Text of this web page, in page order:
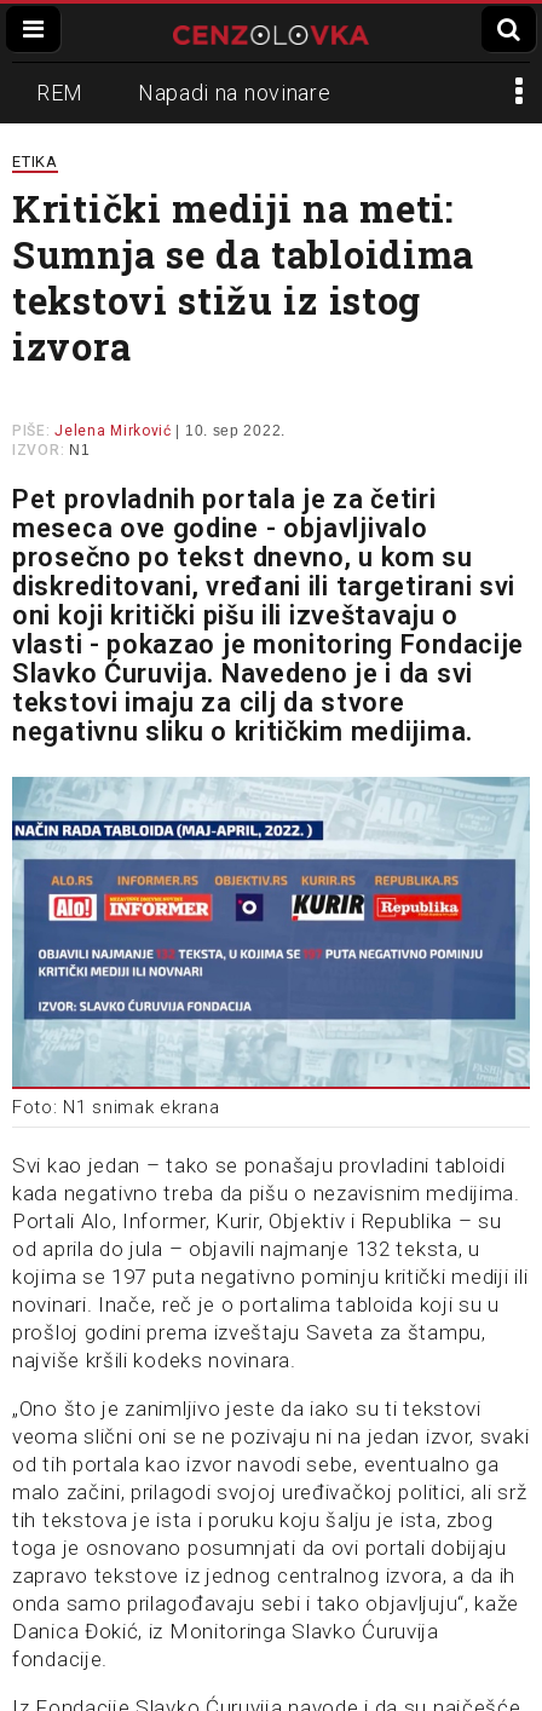
REM Napadi na novinare
Zvučni top
Propaganda Lokalni mediji
Informer Slavko Ćuruvija
ETIKA
Kritički mediji na meti:
Sumnja se da tabloidima
tekstovi stižu iz istog
izvora
PIŠE: Jelena Mirković | 10. sep 2022.
IZVOR: N1
Pet provladnih portala je za četiri
meseca ove godine - objavljivalo
prosečno po tekst dnevno, u kom su
diskreditovani, vređani ili targetirani svi
oni koji kritički pišu ili izveštavaju o
vlasti - pokazao je monitoring Fondacije
Slavko Ćuruvija. Navedeno je i da svi
tekstovi imaju za cilj da stvore
negativnu sliku o kritičkim medijima.
Foto: N1 snimak ekrana
Svi kao jedan – tako se ponašaju provladini tabloidi
kada negativno treba da pišu o nezavisnim medijima.
Portali Alo, Informer, Kurir, Objektiv i Republika – su
od aprila do jula – objavili najmanje 132 teksta, u
kojima se 197 puta negativno pominju kritički mediji ili
novinari. Inače, reč je o portalima tabloida koji su u
prošloj godini prema izveštaju Saveta za štampu,
najviše kršili kodeks novinara.
„Ono što je zanimljivo jeste da iako su ti tekstovi
veoma slični oni se ne pozivaju ni na jedan izvor, svaki
od tih portala kao izvor navodi sebe, eventualno ga
malo začini, prilagodi svojoj uređivačkoj politici, ali srž
tih tekstova je ista i poruku koju šalju je ista, zbog
toga je osnovano posumnjati da ovi portali dobijaju
zapravo tekstove iz jednog centralnog izvora, a da ih
onda samo prilagođavaju sebi i tako objavljuju“, kaže
Danica Đokić, iz Monitoringa Slavko Ćuruvija
fondacije.